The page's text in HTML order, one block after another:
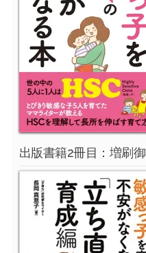
出版書籍2冊目：増刷